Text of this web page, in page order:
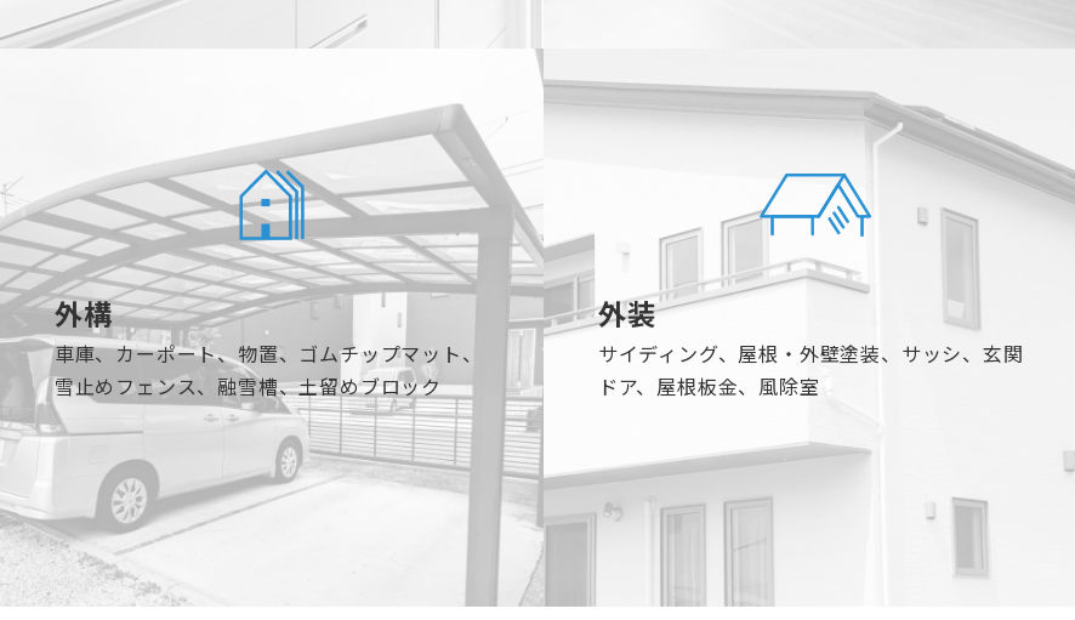
外構
車庫、カーポート、物置、ゴムチップマット、
雪止めフェンス、融雪槽、土留めブロック
外装
サイディング、屋根・外壁塗装、サッシ、玄関
ドア、屋根板金、風除室